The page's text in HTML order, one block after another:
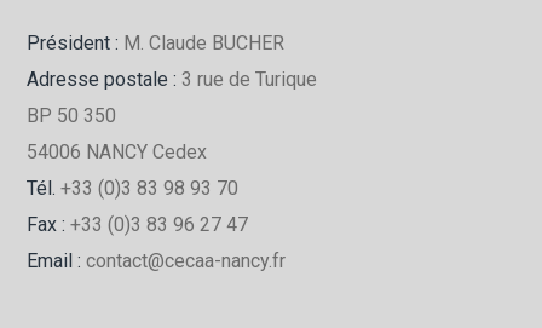
Président : M. Claude BUCHER
Adresse postale : 3 rue de Turique
BP 50 350
54006 NANCY Cedex
Tél. +33 (0)3 83 98 93 70
Fax :+33 (0)3 83 96 27 47
Email : contact@cecaa-nancy.fr